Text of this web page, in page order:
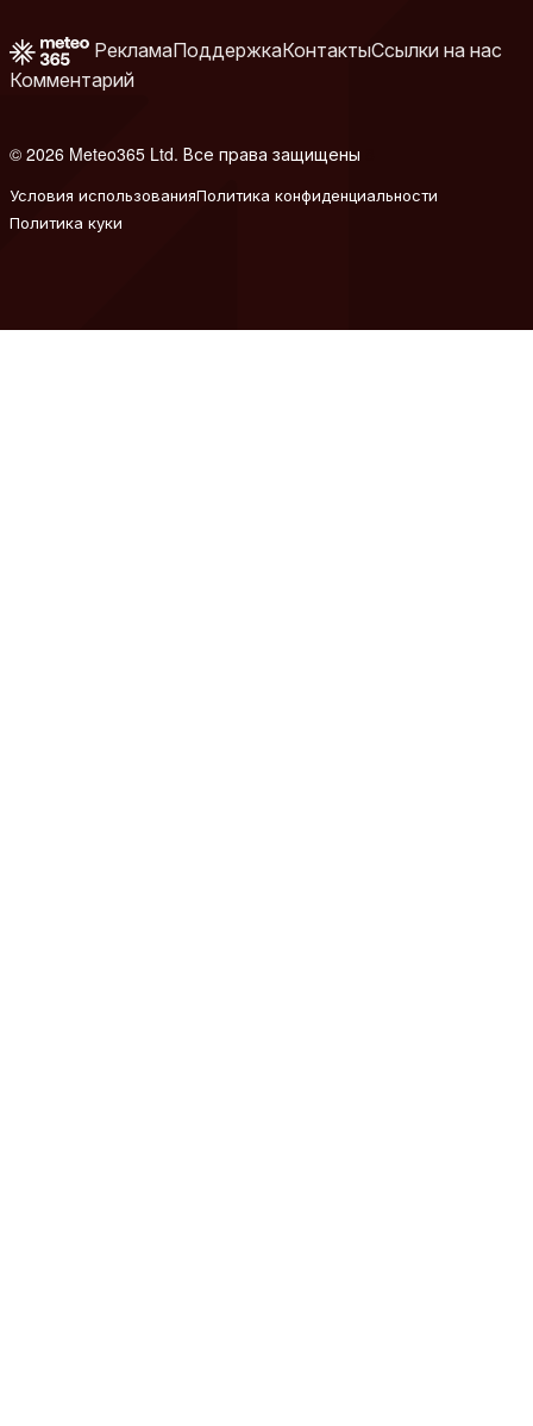
РекламаПоддержкаКонтактыСсылки на нас
Комментарий
© 2026 Meteo365 Ltd. Все права защищены
Условия использованияПолитика конфиденциальности
Политика куки